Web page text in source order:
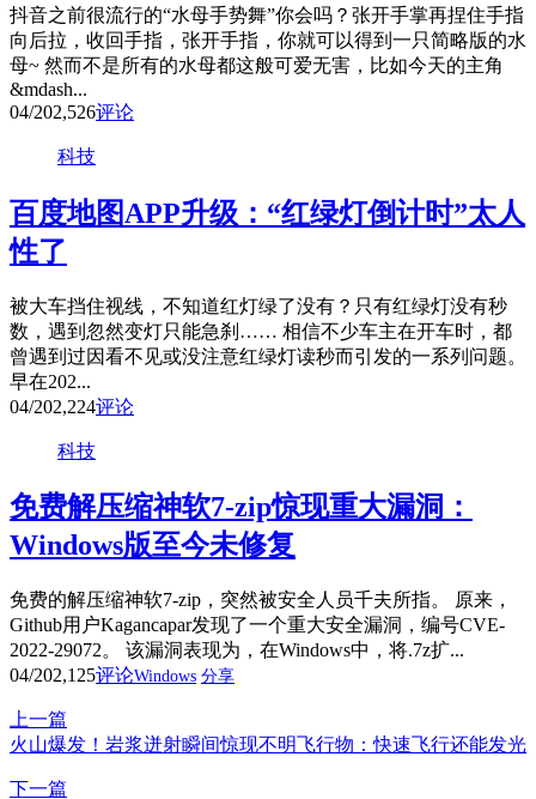
抖音之前很流行的“水母手势舞”你会吗？张开手掌再捏住手指
向后拉，收回手指，张开手指，你就可以得到一只简略版的水
母~ 然而不是所有的水母都这般可爱无害，比如今天的主角
&mdash...
04/202,526评论
科技
百度地图APP升级：“红绿灯倒计时”太人
性了
被大车挡住视线，不知道红灯绿了没有？只有红绿灯没有秒
数，遇到忽然变灯只能急刹…… 相信不少车主在开车时，都
曾遇到过因看不见或没注意红绿灯读秒而引发的一系列问题。
早在202...
04/202,224评论
科技
免费解压缩神软7-zip惊现重大漏洞：
Windows版至今未修复
免费的解压缩神软7-zip，突然被安全人员千夫所指。 原来，
Github用户Kagancapar发现了一个重大安全漏洞，编号CVE-
2022-29072。 该漏洞表现为，在Windows中，将.7z扩...
04/202,125评论Windows 分享
上一篇
火山爆发！岩浆迸射瞬间惊现不明飞行物：快速飞行还能发光
下一篇